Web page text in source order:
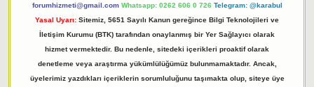
forumhizmeti@gmail.com Whatsapp: 0262 606 0 726 Telegram: @karabul
Yasal Uyarı: Sitemiz, 5651 Sayılı Kanun gereğince Bilgi Teknolojileri ve
İletişim Kurumu (BTK) tarafından onaylanmış bir Yer Sağlayıcı olarak
hizmet vermektedir. Bu nedenle, sitedeki içerikleri proaktif olarak
denetleme veya araştırma yükümlülüğümüz bulunmamaktadır. Ancak,
üyelerimiz yazdıkları içeriklerin sorumluluğunu taşımakta olup, siteye üye